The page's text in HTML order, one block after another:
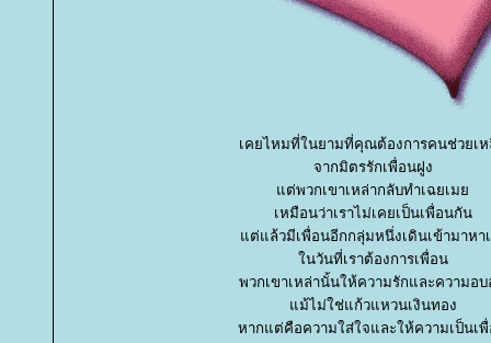
เคยไหมที่ในยามที่คุณต้องการคนช่วยเ
จากมิตรรักเพื่อนฝูง
ต่พวกเขาเหล่ากลับทำเฉยเม
เหมือนว่าเราไม่เคยเป็นเพื่อนกัน
ต่แล้วมีเพื่อนอีกกลุ่มหนึ่งเดินเข้ามาหาเ
นวันที่เราต้องการเพื่อน
พวกเขาเหล่านั้นให้ความรักและความอ
ม้ไม่ใช่แก้วแหวนเงินทอง
หากแต่คือความใส่ใจและให้ความเป็นเ